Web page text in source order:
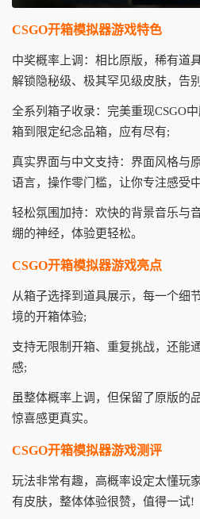
CSGO开箱模拟器游戏特色
中奖概率上调：相比原版，稀有道
解锁隐秘级、极其罕见级皮肤，告
全系列箱子收录：完美重现CSGO
箱到限定纪念品箱，应有尽有;
真实界面与中文支持：界面风格与
语言，操作零门槛，让你专注感受
轻松氛围加持：欢快的背景音乐与
绷的神经，体验更轻松。
CSGO开箱模拟器游戏亮点
从箱子选择到道具展示，每一个细
境的开箱体验;
支持无限制开箱、重复挑战，还能
感;
虽整体概率上调，但保留了原版的
惊喜感更真实。
CSGO开箱模拟器游戏测评
玩法非常有趣，高概率设定太懂玩
有皮肤，整体体验很赞，值得一试!